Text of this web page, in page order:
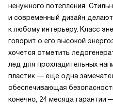
ненужного потепления.
и современный дизайн
к любому интерьеру. Класс
говорит о его высокой
хочется отметить
лед для прохладительных
пластик — еще одна
обеспечивающая
конечно, 24 месяца гарантии